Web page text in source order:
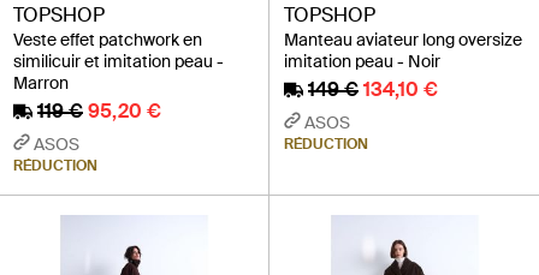
TOPSHOP
Veste effet patchwork en
similicuir et imitation peau -
Marron
119 €95,20 €
ASOS
RÉDUCTION
TOPSHOP
Manteau aviateur long oversize
imitation peau - Noir
149 €134,10 €
ASOS
RÉDUCTION